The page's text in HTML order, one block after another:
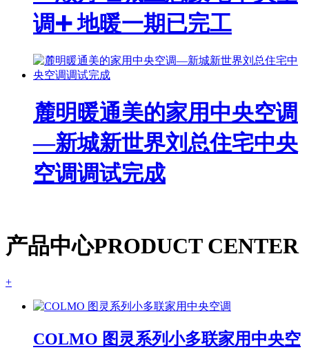
调➕ 地暖一期已完工
麓明暖通美的家用中央空调
—新城新世界刘总住宅中央
空调调试完成
产品中心PRODUCT CENTER
+
COLMO 图灵系列小多联家用中央空